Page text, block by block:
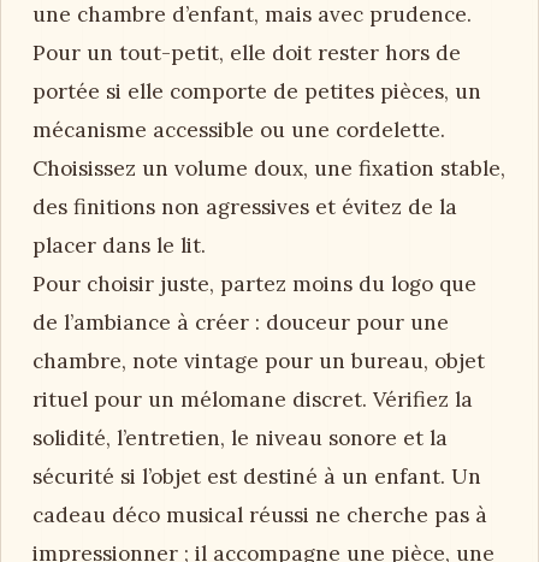
une chambre d’enfant, mais avec prudence.
Pour un tout-petit, elle doit rester hors de
portée si elle comporte de petites pièces, un
mécanisme accessible ou une cordelette.
Choisissez un volume doux, une fixation stable,
des finitions non agressives et évitez de la
placer dans le lit.
Pour choisir juste, partez moins du logo que
de l’ambiance à créer : douceur pour une
chambre, note vintage pour un bureau, objet
rituel pour un mélomane discret. Vérifiez la
solidité, l’entretien, le niveau sonore et la
sécurité si l’objet est destiné à un enfant. Un
cadeau déco musical réussi ne cherche pas à
impressionner ; il accompagne une pièce, une